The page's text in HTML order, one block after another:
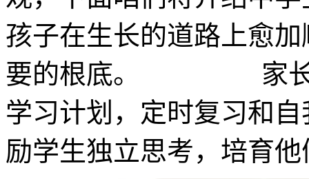
孩子在生长的道路上愈
要的根底。 家长和
学习计划，定时复习和
励学生独立思考，培